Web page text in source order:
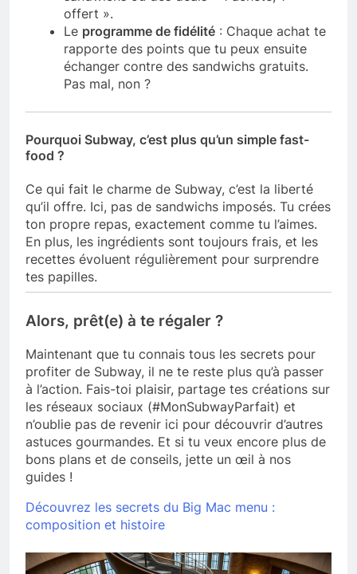
offert ».
Le programme de fidélité : Chaque achat te
rapporte des points que tu peux ensuite
échanger contre des sandwichs gratuits.
Pas mal, non ?
Pourquoi Subway, c’est plus qu’un simple fast-
food ?
Ce qui fait le charme de Subway, c’est la liberté
qu’il offre. Ici, pas de sandwichs imposés. Tu crées
ton propre repas, exactement comme tu l’aimes.
En plus, les ingrédients sont toujours frais, et les
recettes évoluent régulièrement pour surprendre
tes papilles.
Alors, prêt(e) à te régaler ?
Maintenant que tu connais tous les secrets pour
profiter de Subway, il ne te reste plus qu’à passer
à l’action. Fais-toi plaisir, partage tes créations sur
les réseaux sociaux (#MonSubwayParfait) et
n’oublie pas de revenir ici pour découvrir d’autres
astuces gourmandes. Et si tu veux encore plus de
bons plans et de conseils, jette un œil à nos
guides !
Découvrez les secrets du Big Mac menu :
composition et histoire